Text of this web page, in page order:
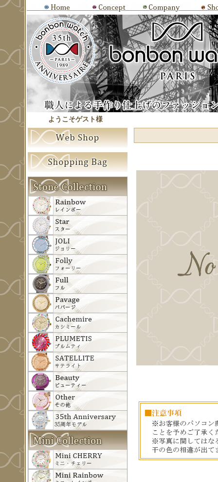
ようこそゲスト様